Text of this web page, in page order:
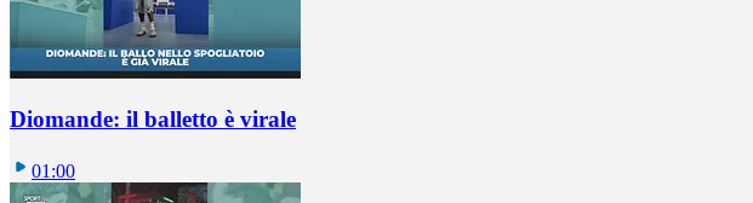
Diomande: il balletto è virale
01:00